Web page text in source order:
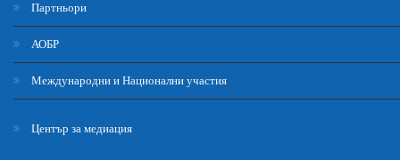
Партньори
АОБР
Международни и Национални участия
Център за медиация